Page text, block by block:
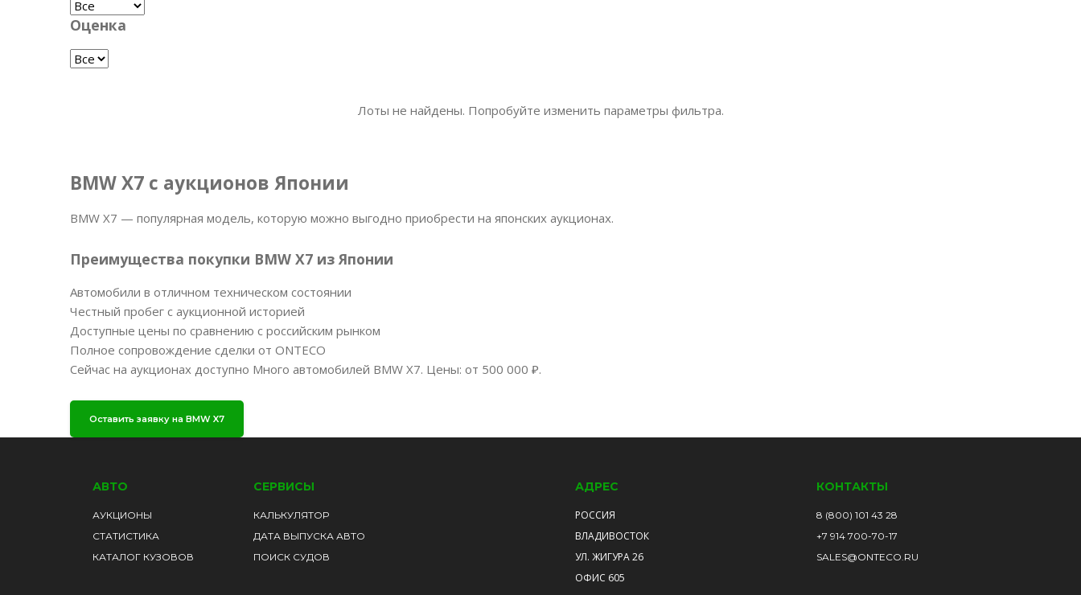
Оценка
Лоты не найдены. Попробуйте изменить параметры фильтра.
BMW X7 с аукционов Японии
BMW X7 — популярная модель, которую можно выгодно приобрести на японских аукционах.
Преимущества покупки BMW X7 из Японии
Автомобили в отличном техническом состоянии
Честный пробег с аукционной историей
Доступные цены по сравнению с российским рынком
Полное сопровождение сделки от ONTECO
Сейчас на аукционах доступно Много автомобилей BMW X7. Цены: от 500 000 ₽.
Оставить заявку на BMW X7
АВТО
АУКЦИОНЫ
СТАТИСТИКА
КАТАЛОГ КУЗОВОВ
СЕРВИСЫ
КАЛЬКУЛЯТОР
ДАТА ВЫПУСКА АВТО
ПОИСК СУДОВ
АДРЕС
РОССИЯ
ВЛАДИВОСТОК
УЛ. ЖИГУРА 26
ОФИС 605
КОНТАКТЫ
8 (800) 101 43 28
+7 914 700-70-17
SALES@ONTECO.RU